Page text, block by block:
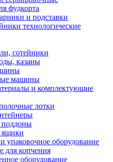
фудкорта
и подставки
технологические
сотейники
казаны
машины
и комплектующие
лотки
поддоны
ящики
упаковочное оборудование
для копчения
оборудование